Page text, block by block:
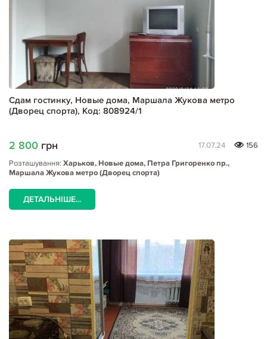
Сдам гостинку, Новые дома, Маршала Жукова метро
(Дворец спорта), Код: 808924/1
2 800 грн 17.07.24
156
Розташування: Харьков, Новые дома, Петра Григоренко пр.,
Маршала Жукова метро (Дворец спорта)
ДЕТАЛЬНІШЕ...